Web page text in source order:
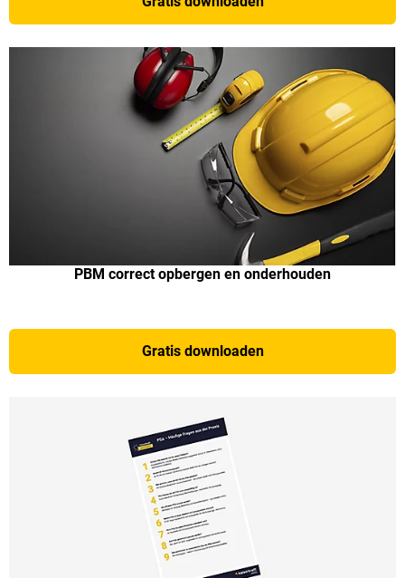
PBM correct opbergen en onderhouden
Gratis downloaden